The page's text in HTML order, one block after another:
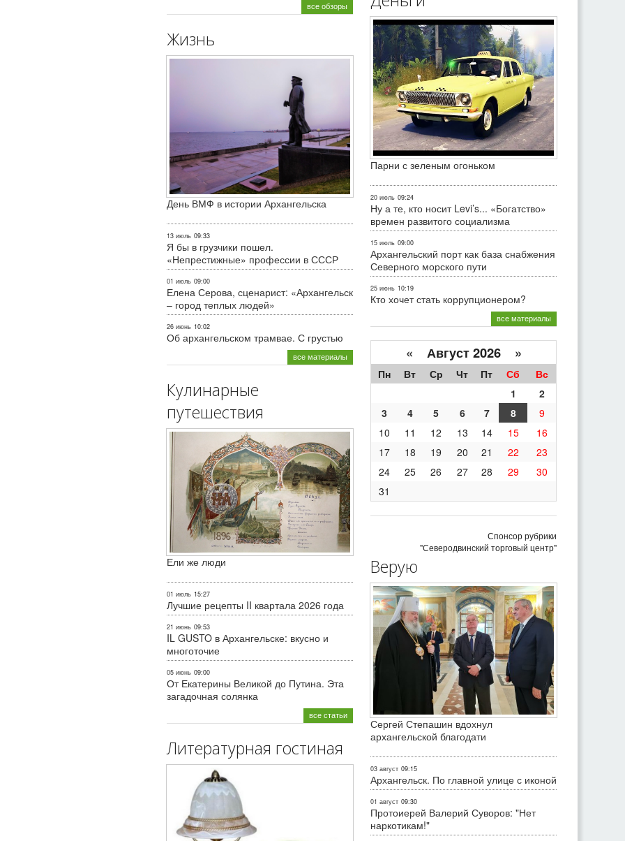
все обзоры
Жизнь
День ВМФ в истории Архангельска
13 июль 09:33
Я бы в грузчики пошел.
«Непрестижные» профессии в СССР
01 июль 09:00
Елена Серова, сценарист: «Архангельск
– город теплых людей»
26 июнь 10:02
Об архангельском трамвае. С грустью
все материалы
Кулинарные
путешествия
Ели же люди
01 июль 15:27
Лучшие рецепты II квартала 2026 года
21 июнь 09:53
IL GUSTO в Архангельске: вкусно и
многоточие
05 июнь 09:00
От Екатерины Великой до Путина. Эта
загадочная солянка
все статьи
Литературная гостиная
Парни с зеленым огоньком
20 июль 09:24
Ну а те, кто носит Levi’s... «Богатство»
времен развитого социализма
15 июль 09:00
Архангельский порт как база снабжения
Северного морского пути
25 июнь 10:19
Кто хочет стать коррупционером?
все материалы
« Август 2026 »
Пн Вт Ср Чт Пт Сб
Вс
1
2
3
4 5 6 7 8
9
10
11 12 13 14 15
16
17
18 19 20 21 22
23
24
25 26 27 28 29
30
31
Спонсор рубрики
"Северодвинский торговый центр"
Верую
Сергей Степашин вдохнул
архангельской благодати
03 август 09:15
Архангельск. По главной улице с иконой
01 август 09:30
Протоиерей Валерий Суворов: "Нет
наркотикам!"